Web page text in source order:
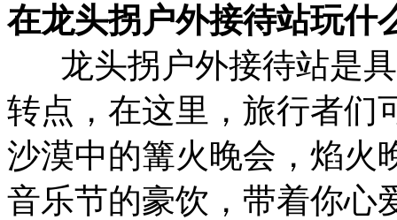
在龙头拐户外接待站玩什
龙头拐户外接待站是
转点，在这里，旅行者们
沙漠中的篝火晚会，焰火
音乐节的豪饮，带着你